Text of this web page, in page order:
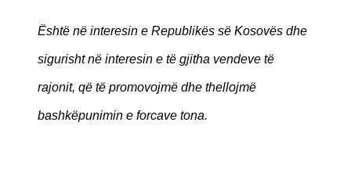
Është në interesin e Republikës së Kosovës dhe
sigurisht në interesin e të gjitha vendeve të
rajonit, që të promovojmë dhe thellojmë
bashkëpunimin e forcave tona.